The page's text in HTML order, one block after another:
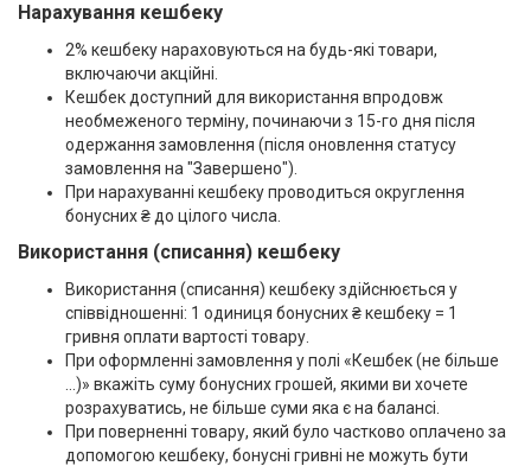
Нарахування кешбеку
2% кешбеку нараховуються на будь-які товари,
включаючи акційні.
Кешбек доступний для використання впродовж
необмеженого терміну, починаючи з 15-го дня після
одержання замовлення (після оновлення статусу
замовлення на "Завершено").
При нарахуванні кешбеку проводиться округлення
бонусних ₴ до цілого числа.
Використання (списання) кешбеку
Використання (списання) кешбеку здійснюється у
співвідношенні: 1 одиниця бонусних ₴ кешбеку = 1
гривня оплати вартості товару.
При оформленні замовлення у полі «Кешбек (не більше
...)» вкажіть суму бонусних грошей, якими ви хочете
розрахуватись, не більше суми яка є на балансі.
При поверненні товару, який було частково оплачено за
допомогою кешбеку, бонусні гривні не можуть бути